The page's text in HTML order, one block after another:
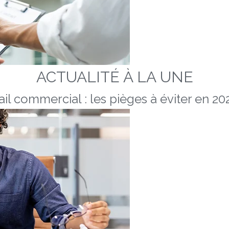
ACTUALITÉ À LA UNE
commercial : les pièges à éviter en